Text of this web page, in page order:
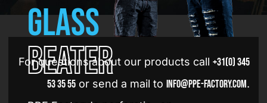
Glass
beater
For questions about our products call+31(0) 345
53 35 55 or send a mail to info@ppe-factory.com.